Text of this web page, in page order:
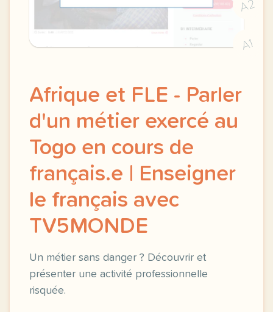
A2
A1
Afrique et FLE - Parler
d'un métier exercé au
Togo en cours de
français.e | Enseigner
le français avec
TV5MONDE
Un métier sans danger ? Découvrir et
présenter une activité professionnelle
risquée.